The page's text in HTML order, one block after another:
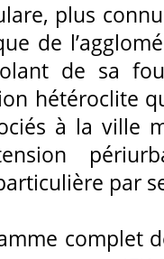
, plus
de
de sa
hétéroclite
à la ville
par
complet